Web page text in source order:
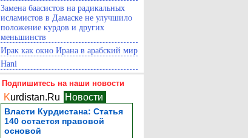
Замена баасистов на радикальных
исламистов в Дамаске не улучшило
положение курдов и других
меньшинств
Ирак как окно Ирана в арабский мир
Hani
Подпишитесь на наши новости
Kurdistan.Ru Новости
Власти Курдистана: Статья
140 остается правовой
основой